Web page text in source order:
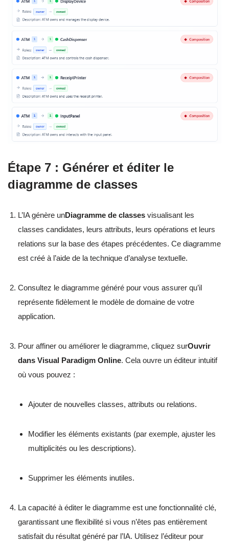
Étape 7 : Générer et éditer le
diagramme de classes
L’IA génère unDiagramme de classes visualisant les
classes candidates, leurs attributs, leurs opérations et leurs
relations sur la base des étapes précédentes. Ce diagramme
est créé à l’aide de la technique d’analyse textuelle.
Consultez le diagramme généré pour vous assurer qu’il
représente fidèlement le modèle de domaine de votre
application.
Pour affiner ou améliorer le diagramme, cliquez surOuvrir
dans Visual Paradigm Online. Cela ouvre un éditeur intuitif
où vous pouvez :
Ajouter de nouvelles classes, attributs ou relations.
Modifier les éléments existants (par exemple, ajuster les
multiplicités ou les descriptions).
Supprimer les éléments inutiles.
La capacité à éditer le diagramme est une fonctionnalité clé,
garantissant une flexibilité si vous n’êtes pas entièrement
satisfait du résultat généré par l’IA. Utilisez l’éditeur pour